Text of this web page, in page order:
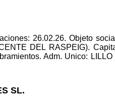
26.02.26. Objeto
DEL RASPEIG).
Adm. Unico:
SL.